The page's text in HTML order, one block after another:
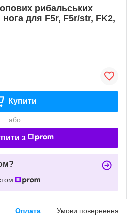
рибальських
для F5r, F5r/str, FK2,
Купити
або
з
Оплата Умови повернення